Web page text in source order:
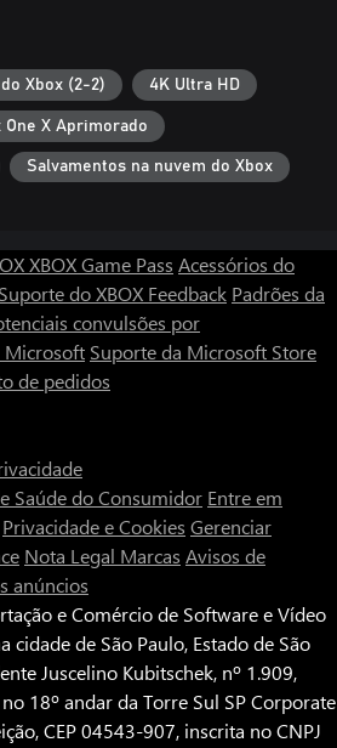
Xbox (2-2) 4K Ultra HD
One X Aprimorado
Salvamentos na nuvem do Xbox
XBOX Game Pass Acessórios do
Suporte do XBOX Feedback Padrões da
convulsões por
Microsoft Suporte da Microsoft Store
de pedidos
Saúde do Consumidor Entre em
Privacidade e Cookies Gerenciar
Nota Legal Marcas Avisos de
anúncios
e Comércio de Software e Vídeo
cidade de São Paulo, Estado de São
Juscelino Kubitschek, nº 1.909,
18º andar da Torre Sul SP Corporate
CEP 04543-907, inscrita no CNPJ